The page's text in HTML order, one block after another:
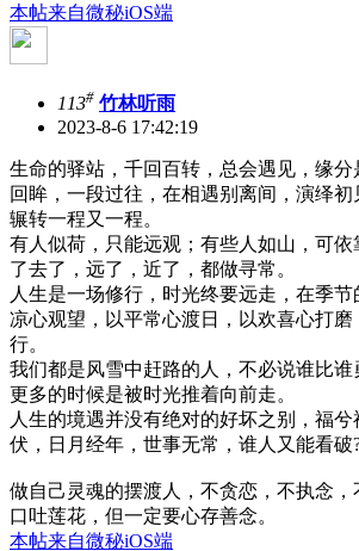
本帖来自微秘iOS端
113# 竹林听雨
2023-8-6 17:42:19
生命的驿站，千回百转，总会遇见，缘
回眸，一段过往，在相遇别离间，演绎初
辗转一程又一程。
有人似荷，只能远观；有些人如山，可
了去了，远了，近了，都做寻常。
人生是一场修行，时光终要远走，在季
凉心观望，以平常心渡日，以欢喜心打
行。
我们都是风雪中赶路的人，不必说谁比谁
更多的时候是被时光推着向前走。
人生的境遇并没有绝对的好坏之别，福
伏，日月经年，世事无常，谁人又能看破
做自己灵魂的摆渡人，不贪恋，不执念，
口吐莲花，但一定要心存善念。
本帖来自微秘iOS端